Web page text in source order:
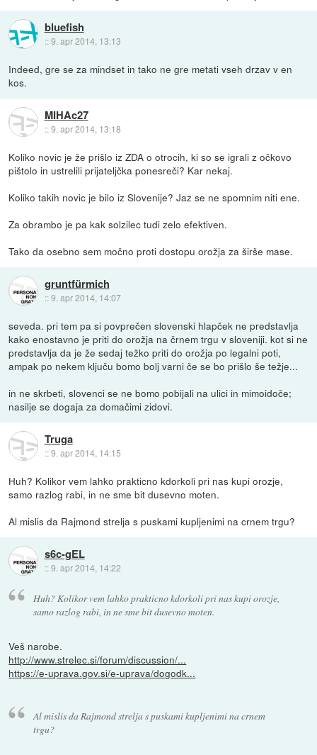
bluefish
::9. apr 2014, 13:13
Indeed, gre se za mindset in tako ne gre metati vseh drzav v en
kos.
MIHAc27
::9. apr 2014, 13:18
Koliko novic je že prišlo iz ZDA o otrocih, ki so se igrali z očkovo
pištolo in ustrelili prijateljčka ponesreči? Kar nekaj.
Koliko takih novic je bilo iz Slovenije? Jaz se ne spomnim niti ene.
Za obrambo je pa kak solzilec tudi zelo efektiven.
Tako da osebno sem močno proti dostopu orožja za širše mase.
gruntfürmich
::9. apr 2014, 14:07
seveda. pri tem pa si povprečen slovenski hlapček ne predstavlja
kako enostavno je priti do orožja na črnem trgu v sloveniji. kot si ne
predstavlja da je že sedaj težko priti do orožja po legalni poti,
ampak po nekem ključu bomo bolj varni če se bo prišlo še težje...
in ne skrbeti, slovenci se ne bomo pobijali na ulici in mimoidoče;
nasilje se dogaja za domačimi zidovi.
Truga
::9. apr 2014, 14:15
Huh? Kolikor vem lahko prakticno kdorkoli pri nas kupi orozje,
samo razlog rabi, in ne sme bit dusevno moten.
Al mislis da Rajmond strelja s puskami kupljenimi na crnem trgu?
s6c-gEL
::9. apr 2014, 14:22
Huh? Kolikor vem lahko prakticno kdorkoli pri nas kupi orozje,
samo razlog rabi, in ne sme bit dusevno moten.
Veš narobe.
http://www.strelec.si/forum/discussion/...
https://e-uprava.gov.si/e-uprava/dogodk...
Al mislis da Rajmond strelja s puskami kupljenimi na crnem
trgu?